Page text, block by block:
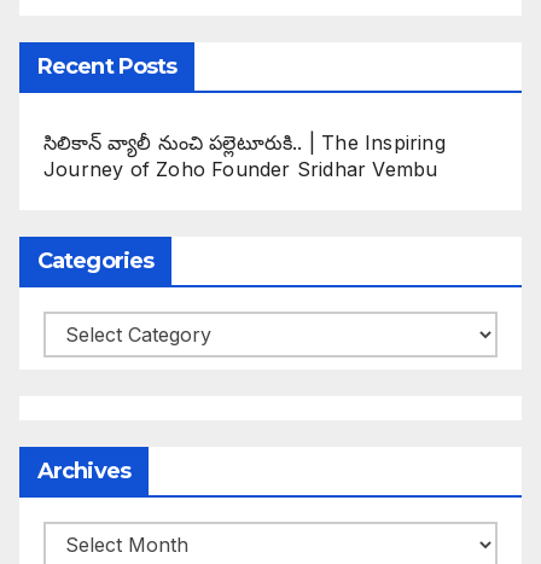
Recent Posts
సిలికాన్ వ్యాలీ నుంచి పల్లెటూరుకి.. | The Inspiring
Journey of Zoho Founder Sridhar Vembu
Categories
Categories
Archives
Archives